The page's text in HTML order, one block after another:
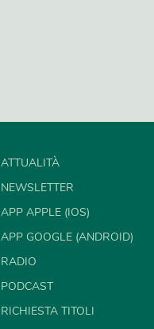
ATTUALITÀ
NEWSLETTER
APP APPLE (IOS)
APP GOOGLE (ANDROID)
RADIO
PODCAST
RICHIESTA TITOLI